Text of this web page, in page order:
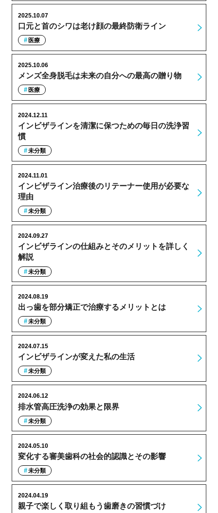
口元と首のシワは老け顔の最終防衛ライン
2025.10.07
医療
メンズ全身脱毛は未来の自分への最高の贈り物
2025.10.06
医療
インビザラインを清潔に保つための毎日の洗浄習
慣
2024.12.11
未分類
インビザライン治療後のリテーナー使用が必要な
理由
2024.11.01
未分類
インビザラインの仕組みとそのメリットを詳しく
解説
2024.09.27
未分類
出っ歯を部分矯正で治療するメリットとは
2024.08.19
未分類
インビザラインが変えた私の生活
2024.07.15
未分類
排水管高圧洗浄の効果と限界
2024.06.12
未分類
変化する審美歯科の社会的認識とその影響
2024.05.10
未分類
親子で楽しく取り組もう歯磨きの習慣づけ
2024.04.19